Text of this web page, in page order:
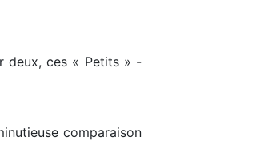
deux, ces « Petits » -
comparaison